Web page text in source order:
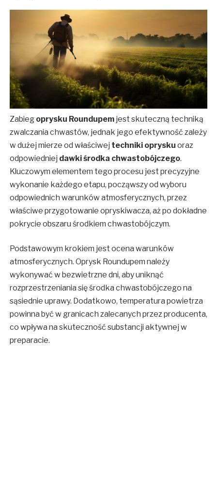
Zabieg oprysku Roundupem jest skuteczną techniką
zwalczania chwastów, jednak jego efektywność zależy
w dużej mierze od właściwej techniki oprysku oraz
odpowiedniej dawki środka chwastobójczego.
Kluczowym elementem tego procesu jest precyzyjne
wykonanie każdego etapu, począwszy od wyboru
odpowiednich warunków atmosferycznych, przez
właściwe przygotowanie opryskiwacza, aż po dokładne
pokrycie obszaru środkiem chwastobójczym.
Podstawowym krokiem jest ocena warunków
atmosferycznych. Oprysk Roundupem należy
wykonywać w bezwietrzne dni, aby uniknąć
rozprzestrzeniania się środka chwastobójczego na
sąsiednie uprawy. Dodatkowo, temperatura powietrza
powinna być w granicach zalecanych przez producenta,
co wpływa na skuteczność substancji aktywnej w
preparacie.